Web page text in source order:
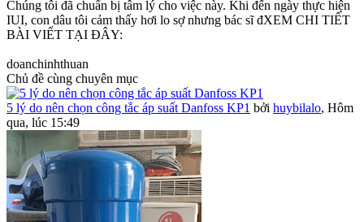
Chúng tôi đã chuẩn bị tâm lý cho việc này. Khi đến ngày thực hiện
IUI, con dâu tôi cảm thấy hơi lo sợ nhưng bác sĩ đXEM CHI TIẾT
BÀI VIẾT TẠI ĐÂY:
doanchinhthuan
Chủ đề cùng chuyên mục
5 lý do nên chọn công tắc áp suất Danfoss KP1 bởi huybilalo, Hôm
qua, lúc 15:49